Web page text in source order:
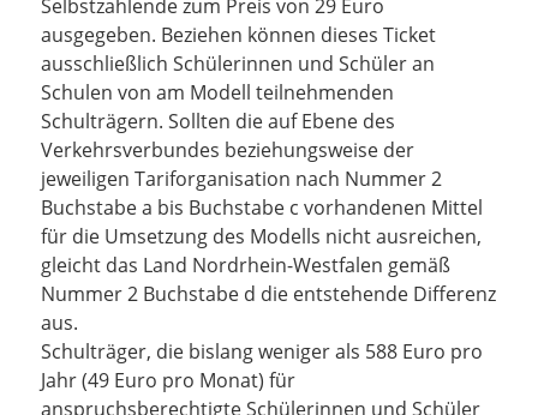
Selbstzahlende zum Preis von 29 Euro
ausgegeben. Beziehen können dieses Ticket
ausschließlich Schülerinnen und Schüler an
Schulen von am Modell teilnehmenden
Schulträgern. Sollten die auf Ebene des
Verkehrsverbundes beziehungsweise der
jeweiligen Tariforganisation nach Nummer 2
Buchstabe a bis Buchstabe c vorhandenen Mittel
für die Umsetzung des Modells nicht ausreichen,
gleicht das Land Nordrhein-Westfalen gemäß
Nummer 2 Buchstabe d die entstehende Differenz
aus.
Schulträger, die bislang weniger als 588 Euro pro
Jahr (49 Euro pro Monat) für
anspruchsberechtigte Schülerinnen und Schüler